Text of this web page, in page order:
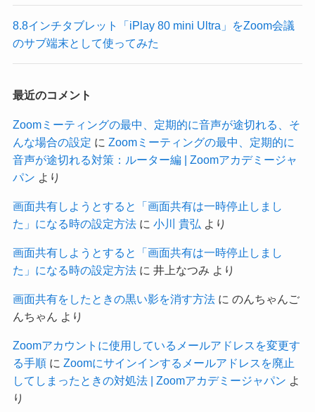
8.8インチタブレット「iPlay 80 mini Ultra」をZoom会議
のサブ端末として使ってみた
最近のコメント
Zoomミーティングの最中、定期的に音声が途切れる、そ
んな場合の設定 に Zoomミーティングの最中、定期的に
音声が途切れる対策：ルーター編 | Zoomアカデミージャ
パン より
画面共有しようとすると「画面共有は一時停止しまし
た」になる時の設定方法に 小川 貴弘 より
画面共有しようとすると「画面共有は一時停止しまし
た」になる時の設定方法に 井上なつみ より
画面共有をしたときの黒い影を消す方法に のんちゃんご
んちゃん より
Zoomアカウントに使用しているメールアドレスを変更す
る手順に Zoomにサインインするメールアドレスを廃止
してしまったときの対処法 | Zoomアカデミージャパン よ
り